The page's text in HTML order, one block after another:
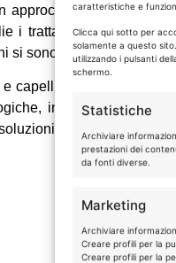
caratteristiche e
Clicca qui sotto per
solamente a questo
utilizzando i pulsanti
schermo.
Statistiche
Archiviare
prestazioni dei
da fonti diverse.
Marketing
Archiviare
Creare profili per la
Creare profili per la
approccio consulenziale
i trattamenti dell’
si sono applicati con
e capelli, il
in modo da
che vi